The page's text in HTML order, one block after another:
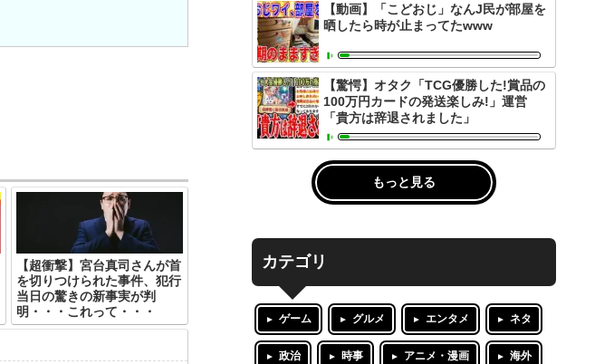
【超衝撃】宮台真司さんが首
を切りつけられた事件、犯行
当日の驚きの新事実が判
明・・・これって・・・
【動画】「こどおじ」なんJ民が部屋を
晒したら時が止まってたwww
【驚愕】オタク「TCG優勝した!賞品の
100万円カードの発送楽しみ!」運営
「貴方は辞退されました」
もっと見る
カテゴリ
ゲーム グルメ エンタメ ネタ
政治 時事 アニメ・漫画 海外